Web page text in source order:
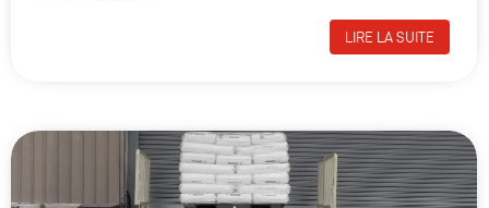
LIRE LA SUITE